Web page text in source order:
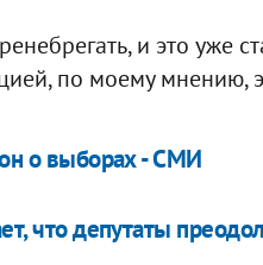
и это уже
по моему мнению,
о выборах - СМИ
что депутаты